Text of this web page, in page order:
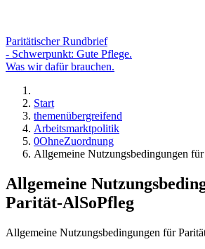
Paritätischer Rundbrief
- Schwerpunkt: Gute Pflege.
Was wir dafür brauchen.
Start
themenübergreifend
Arbeitsmarktpolitik
0OhneZuordnung
Allgemeine Nutzungsbedingungen
Allgemeine
Parität-AlSoPfleg
Allgemeine Nutzungsbedingungen für